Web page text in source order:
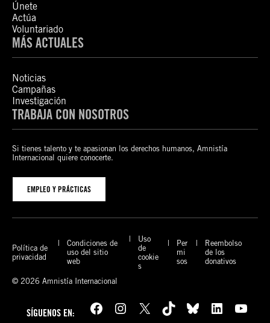
Únete
Actúa
Voluntariado
MÁS ACTUALES
Noticias
Campañas
Investigación
TRABAJA CON NOSOTROS
Si tienes talento y te apasionan los derechos humanos, Amnistía
Internacional quiere conocerte.
EMPLEO Y PRÁCTICAS
Política de
privacidad
Condiciones de
uso del sitio
web
Uso
de
cookie
s
Per
mi
sos
Reembolso
de los
donativos
© 2026 Amnistía Internacional
SÍGUENOS EN: Facebook Instagram X TikTok Bluesky LinkedIn YouTube